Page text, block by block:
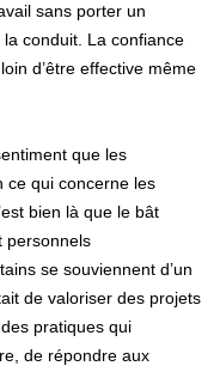
sans porter un
conduit. La confiance
d’être effective même
que les
ce qui concerne les
bien là que le bât
personnels
se souviennent d’un
de valoriser des projets
pratiques qui
de répondre aux